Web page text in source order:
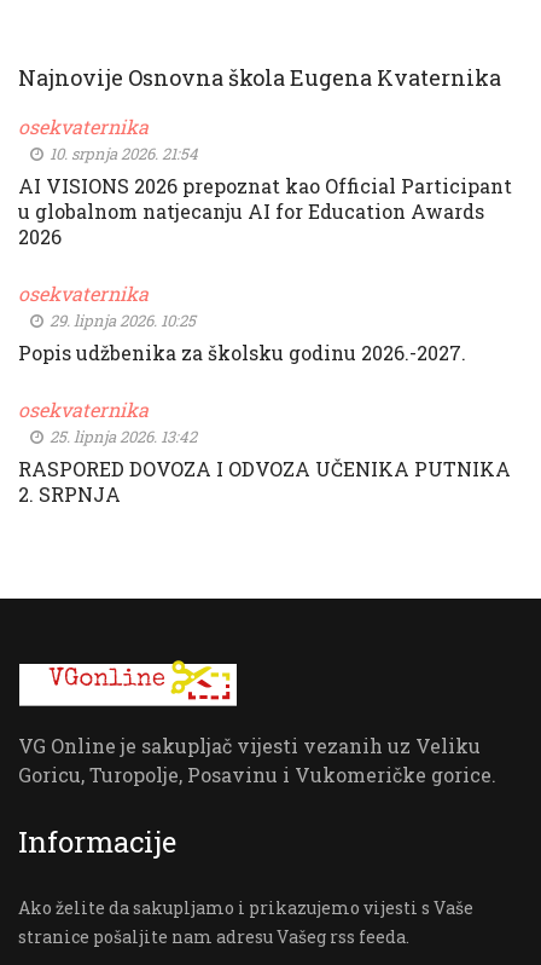
Najnovije Osnovna škola Eugena Kvaternika
osekvaternika
10. srpnja 2026. 21:54
AI VISIONS 2026 prepoznat kao Official Participant
u globalnom natjecanju AI for Education Awards
2026
osekvaternika
29. lipnja 2026. 10:25
Popis udžbenika za školsku godinu 2026.-2027.
osekvaternika
25. lipnja 2026. 13:42
RASPORED DOVOZA I ODVOZA UČENIKA PUTNIKA
2. SRPNJA
VG Online je sakupljač vijesti vezanih uz Veliku
Goricu, Turopolje, Posavinu i Vukomeričke gorice.
Informacije
Ako želite da sakupljamo i prikazujemo vijesti s Vaše
stranice pošaljite nam adresu Vašeg rss feeda.